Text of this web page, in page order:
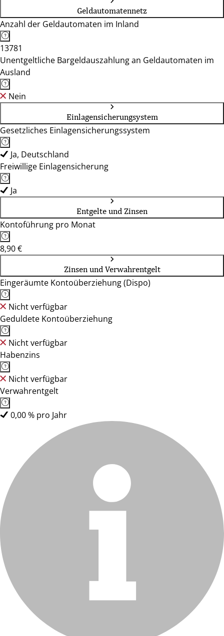
Geldautomatennetz
Anzahl der Geldautomaten im Inland
13781
Unentgeltliche Bargeldauszahlung an Geldautomaten im
Ausland
Nein
Einlagensicherungsystem
Gesetzliches Einlagensicherungssystem
Ja, Deutschland
Freiwillige Einlagensicherung
Ja
Entgelte und Zinsen
Kontoführung pro Monat
8,90 €
Zinsen und Verwahrentgelt
Eingeräumte Kontoüberziehung (Dispo)
Nicht verfügbar
Geduldete Kontoüberziehung
Nicht verfügbar
Habenzins
Nicht verfügbar
Verwahrentgelt
0,00 % pro Jahr